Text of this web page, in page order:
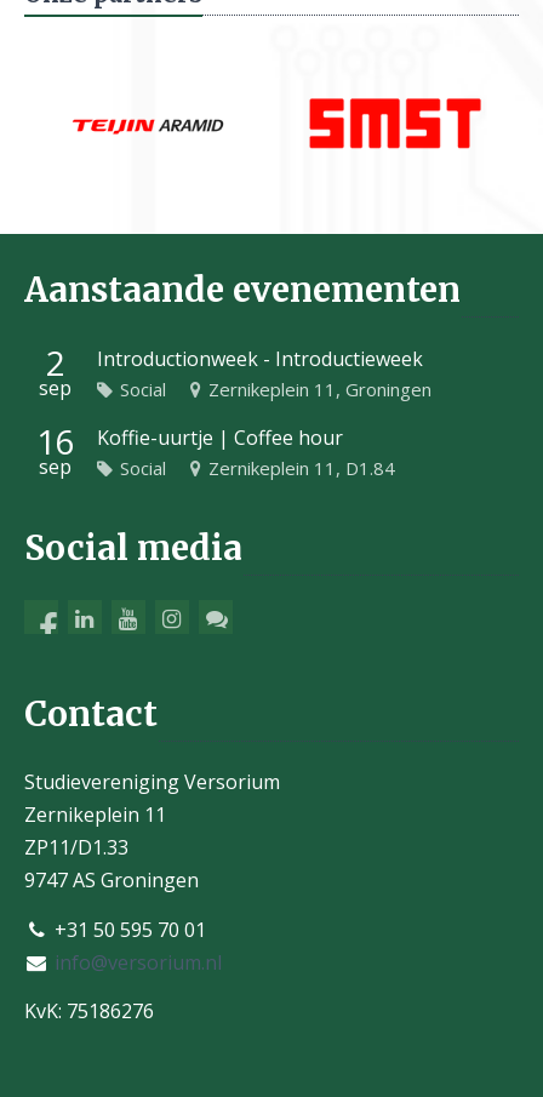
Aanstaande evenementen
2
sep
Introductionweek - Introductieweek
Social Zernikeplein 11, Groningen
16
sep
Koffie-uurtje | Coffee hour
Social Zernikeplein 11, D1.84
Social media
Contact
Studievereniging Versorium
Zernikeplein 11
ZP11/D1.33
9747 AS Groningen
+31 50 595 70 01
info@versorium.nl
KvK: 75186276